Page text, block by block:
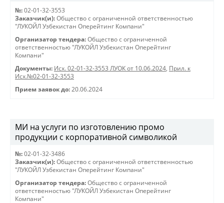
№: 02-01-32-3553
Заказчик(и): Общество с ограниченной ответственностью
"ЛУКОЙЛ Узбекистан Оперейтинг Компани"
Организатор тендера: Общество с ограниченной
ответственностью "ЛУКОЙЛ Узбекистан Оперейтинг
Компани"
Документы: Исх. 02-01-32-3553 ЛУОК от 10.06.2024, Прил. к
Исх.№02-01-32-3553
Прием заявок до: 20.06.2024
МИ на услуги по изготовлению промо
продукции с корпоративной символикой
№: 02-01-32-3486
Заказчик(и): Общество с ограниченной ответственностью
"ЛУКОЙЛ Узбекистан Оперейтинг Компани"
Организатор тендера: Общество с ограниченной
ответственностью "ЛУКОЙЛ Узбекистан Оперейтинг
Компани"